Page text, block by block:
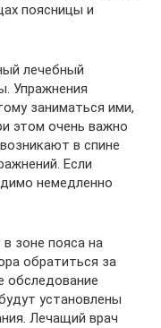
поясницы и
лечебный
Упражнения
заниматься ими,
этом очень важно
в спине
Если
немедленно
зоне пояса на
обратиться за
обследование
установлены
Лечащий врач